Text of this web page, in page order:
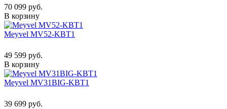
70 099 руб.
В корзину
Meyvel MV52-KBT1
49 599 руб.
В корзину
Meyvel MV31BIG-KBT1
39 699 руб.